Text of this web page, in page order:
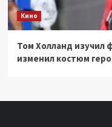
Кино
Том Холланд изучил
изменил костюм